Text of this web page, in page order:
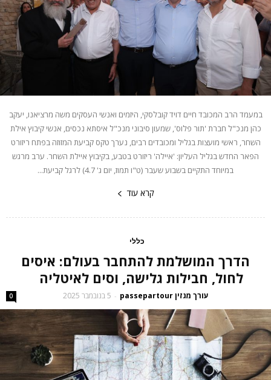
במעמד הרב המכובד חיים דויד קובלסקי, היזמים ואנשי העסקים משה מרציאנו, יעקב
כהן מנכ"ל חברת 'תור פלוס', שמעון סיבוני מנכ"ל איסתא נכסים, אנשי קיבוץ אילת
השחר, ראשי מועצות בגליל ומכובדים רבים, נערך טקס קביעת המזוזה בפתח ריזורט
הפאר החדש בגליל העליון: 'איילה' ריזורט בטבע, בקיבוץ איילת השחר. ערב מרגש
במיוחד התקיים בשבוע שעבר (ט"ו תמוז, יום ג' 4.7) לרגל קביעת...
קרא עוד
כללי
הדרך המושלמת להתחבר בעולם: איסים
לחול, חבילות גלישה, וסים לאיטליה
עורך מגזין passepartour - 5 בנובמבר 2025 0